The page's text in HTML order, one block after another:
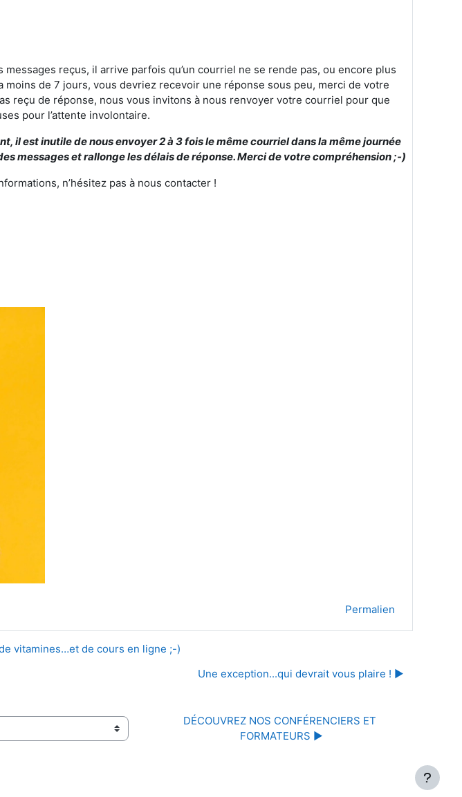
reçus, il arrive parfois qu’un courriel ne se rende pas, ou encore plus
de 7 jours, vous devriez recevoir une réponse sous peu, merci de votre
reçu de réponse, nous vous invitons à nous renvoyer votre courriel pour que
pour l’attente involontaire.
il est inutile de nous envoyer 2 à 3 fois le même courriel dans la même journée
messages et rallonge les délais de réponse. Merci de votre compréhension ;-)
n’hésitez pas à nous contacter !
Permalien
vitamines…et de cours en ligne ;-)
Une exception...qui devrait vous plaire ! ▶︎
DÉCOUVREZ NOS CONFÉRENCIERS ET
FORMATEURS ▶︎